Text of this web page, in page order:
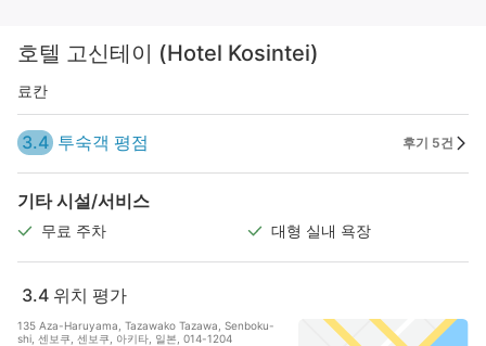
호텔 고신테이 (Hotel Kosintei)
료칸
3.4 투숙객 평점 후기 5건
기타 시설/서비스
무료 주차 대형 실내 욕장
3.4 위치 평가
135 Aza-Haruyama, Tazawako Tazawa, Senboku-
shi, 센보쿠, 센보쿠, 아키타, 일본, 014-1204